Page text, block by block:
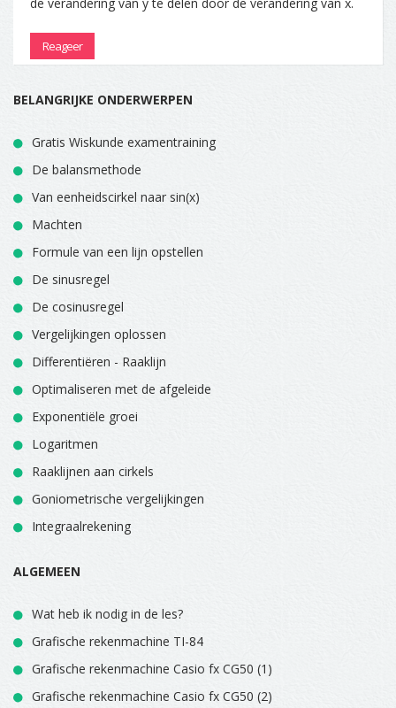
Reageer
BELANGRIJKE ONDERWERPEN
Gratis Wiskunde examentraining
De balansmethode
Van eenheidscirkel naar sin(x)
Machten
Formule van een lijn opstellen
De sinusregel
De cosinusregel
Vergelijkingen oplossen
Differentiëren - Raaklijn
Optimaliseren met de afgeleide
Exponentiële groei
Logaritmen
Raaklijnen aan cirkels
Goniometrische vergelijkingen
Integraalrekening
ALGEMEEN
Wat heb ik nodig in de les?
Grafische rekenmachine TI-84
Grafische rekenmachine Casio fx CG50 (1)
Grafische rekenmachine Casio fx CG50 (2)